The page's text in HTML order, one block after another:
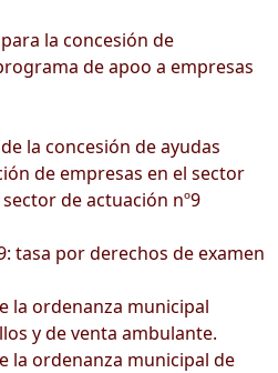
la concesión de
de apoo a empresas
la concesión de ayudas
de empresas en el sector
de actuación nº9
tasa por derechos de examen
la ordenanza municipal
y de venta ambulante.
la ordenanza municipal de